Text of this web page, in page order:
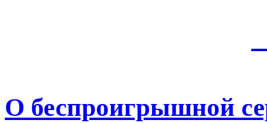
О беспроигрышной